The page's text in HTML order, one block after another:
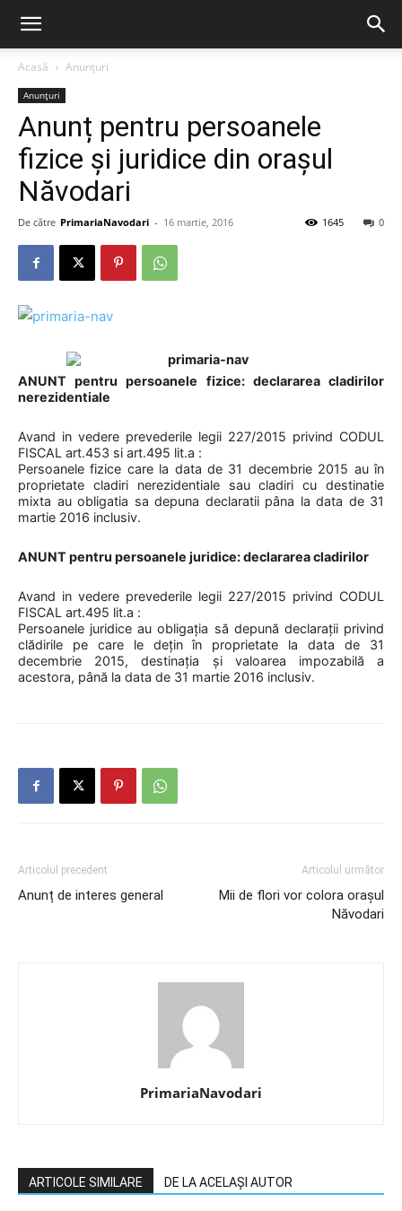
Acasă Anunțuri
Anunțuri
Anunț pentru persoanele
fizice și juridice din orașul
Năvodari
De către PrimariaNavodari - 16 martie, 2016 0
1645
ANUNT pentru persoanele fizice: declararea cladirilor
nerezidentiale
Avand in vedere prevederile legii 227/2015 privind CODUL
FISCAL art.453 si art.495 lit.a :
Persoanele fizice care la data de 31 decembrie 2015 au în
proprietate cladiri nerezidentiale sau cladiri cu destinatie
mixta au obligatia sa depuna declaratii pâna la data de 31
martie 2016 inclusiv.
ANUNT pentru persoanele juridice: declararea cladirilor
Avand in vedere prevederile legii 227/2015 privind CODUL
FISCAL art.495 lit.a :
Persoanele juridice au obligaţia să depună declaraţii privind
clădirile pe care le deţin în proprietate la data de 31
decembrie 2015, destinaţia şi valoarea impozabilă a
acestora, până la data de 31 martie 2016 inclusiv.
Articolul precedent
Anunț de interes general
Articolul următor
Mii de flori vor colora orașul
Năvodari
PrimariaNavodari
ARTICOLE SIMILARE DE LA ACELAȘI AUTOR